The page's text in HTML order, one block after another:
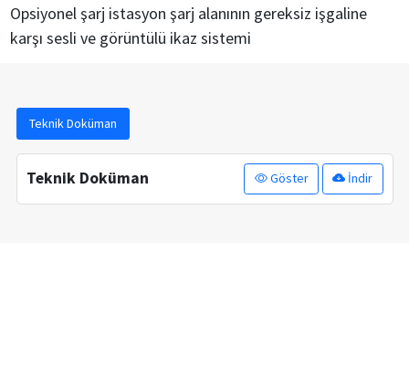
Opsiyonel şarj istasyon şarj alanının gereksiz işgaline
karşı sesli ve görüntülü ikaz sistemi
Teknik Doküman
Teknik Doküman Göster İndir